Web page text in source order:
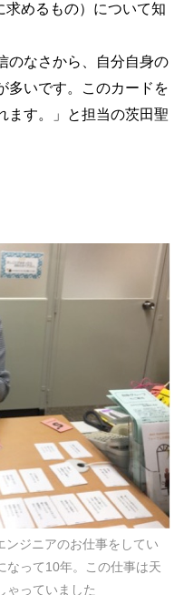
求めるもの）について知
のなさから、自分自身の
多いです。このカードを
ます。」と担当の茨田聖
ンジニアのお仕事をしてい
なって10年。この仕事は天
ゃっていました